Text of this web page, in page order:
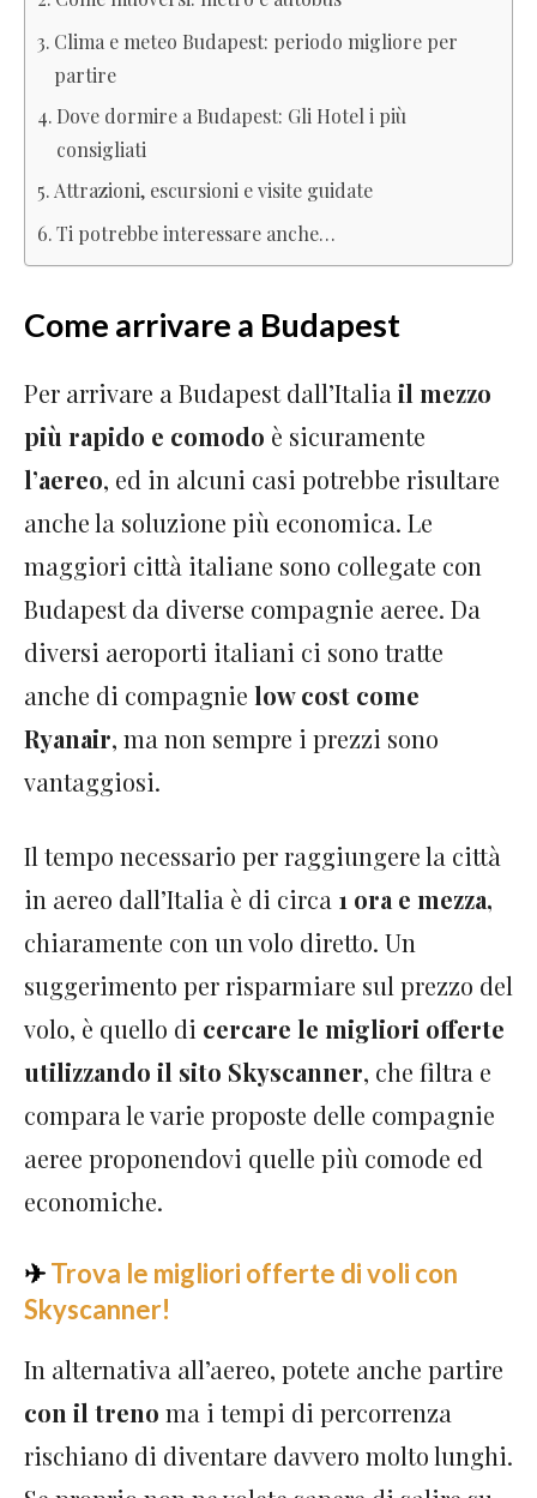
Clima e meteo Budapest: periodo migliore per
partire
Dove dormire a Budapest: Gli Hotel i più
consigliati
Attrazioni, escursioni e visite guidate
Ti potrebbe interessare anche…
Come arrivare a Budapest
Per arrivare a Budapest dall’Italia il mezzo
più rapido e comodo è sicuramente
l’aereo, ed in alcuni casi potrebbe risultare
anche la soluzione più economica. Le
maggiori città italiane sono collegate con
Budapest da diverse compagnie aeree. Da
diversi aeroporti italiani ci sono tratte
anche di compagnie low cost come
Ryanair, ma non sempre i prezzi sono
vantaggiosi.
Il tempo necessario per raggiungere la città
in aereo dall’Italia è di circa 1 ora e mezza,
chiaramente con un volo diretto. Un
suggerimento per risparmiare sul prezzo del
volo, è quello di cercare le migliori offerte
utilizzando il sito Skyscanner, che filtra e
compara le varie proposte delle compagnie
aeree proponendovi quelle più comode ed
economiche.
✈Trova le migliori offerte di voli con
Skyscanner!
In alternativa all’aereo, potete anche partire
con il treno ma i tempi di percorrenza
rischiano di diventare davvero molto lunghi.